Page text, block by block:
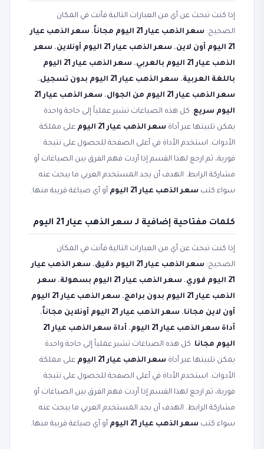
إذا كنت تبحث عن أي من العبارات التالية فأنت في المكان
الصحيح: سعر الذهب عيار 21 اليوم مجاناً ، سعر الذهب عيار
21 اليوم أون لاين
، سعر الذهب عيار 21 اليوم أونلاين ، سعر
الذهب عيار 21 اليوم بالعربي
،
سعر الذهب عيار 21 اليوم
باللغة العربية، سعر الذهب عيار 21 اليوم بدون تسجيل
،
سعر الذهب عيار 21 اليوم من الجوال
،
سعر الذهب عيار 21
اليوم سريع. كل هذه الصياغات تشير عملياً إلى حاجة واحدة
يمكن تلبيتها عبر أداة سعر الذهب عيار 21 اليوم
على مملكة
الأدوات. استخدم الأداة في أعلى الصفحة للحصول على نتيجة
فورية، ثم ارجع لهذا القسم إذا أردت فهم الفرق بين الصياغات أو
مشاركة الرابط. الهدف أن يجد المستخدم العربي ما يبحث عنه
سواء كتب سعر الذهب عيار 21 اليوم أو أي صياغة قريبة منها.
كلمات مفتاحية إضافية لـ سعر الذهب عيار 21 اليوم
إذا كنت تبحث عن أي من العبارات التالية فأنت في المكان
الصحيح: سعر الذهب عيار 21 اليوم دقيق ، سعر الذهب عيار
21 اليوم فوري
، سعر الذهب عيار 21 اليوم بسهولة ، سعر
الذهب عيار 21 اليوم بدون برامج
،
سعر الذهب عيار 21 اليوم
أون لاين مجانا، سعر الذهب عيار 21 اليوم أونلاين مجاناً
،
أداة سعر الذهب عيار 21 اليوم
،
أداة سعر الذهب عيار 21
اليوم مجانا. كل هذه الصياغات تشير عملياً إلى حاجة واحدة
يمكن تلبيتها عبر أداة سعر الذهب عيار 21 اليوم
على مملكة
الأدوات. استخدم الأداة في أعلى الصفحة للحصول على نتيجة
فورية، ثم ارجع لهذا القسم إذا أردت فهم الفرق بين الصياغات أو
مشاركة الرابط. الهدف أن يجد المستخدم العربي ما يبحث عنه
سواء كتب سعر الذهب عيار 21 اليوم أو أي صياغة قريبة منها.